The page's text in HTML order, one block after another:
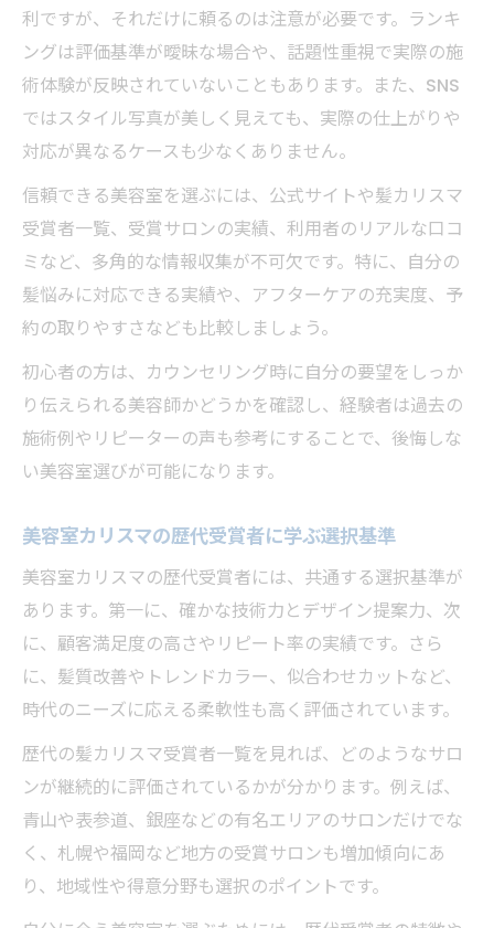
利ですが、それだけに頼るのは注意が必要です。ランキ
ングは評価基準が曖昧な場合や、話題性重視で実際の施
術体験が反映されていないこともあります。また、SNS
ではスタイル写真が美しく見えても、実際の仕上がりや
対応が異なるケースも少なくありません。
信頼できる美容室を選ぶには、公式サイトや髪カリスマ
受賞者一覧、受賞サロンの実績、利用者のリアルな口コ
ミなど、多角的な情報収集が不可欠です。特に、自分の
髪悩みに対応できる実績や、アフターケアの充実度、予
約の取りやすさなども比較しましょう。
初心者の方は、カウンセリング時に自分の要望をしっか
り伝えられる美容師かどうかを確認し、経験者は過去の
施術例やリピーターの声も参考にすることで、後悔しな
い美容室選びが可能になります。
美容室カリスマの歴代受賞者に学ぶ選択基準
美容室カリスマの歴代受賞者には、共通する選択基準が
あります。第一に、確かな技術力とデザイン提案力、次
に、顧客満足度の高さやリピート率の実績です。さら
に、髪質改善やトレンドカラー、似合わせカットなど、
時代のニーズに応える柔軟性も高く評価されています。
歴代の髪カリスマ受賞者一覧を見れば、どのようなサロ
ンが継続的に評価されているかが分かります。例えば、
青山や表参道、銀座などの有名エリアのサロンだけでな
く、札幌や福岡など地方の受賞サロンも増加傾向にあ
り、地域性や得意分野も選択のポイントです。